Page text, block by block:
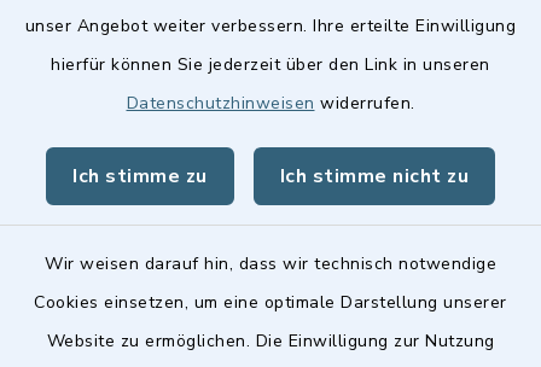
unser Angebot weiter verbessern. Ihre erteilte Einwilligung
hierfür können Sie jederzeit über den Link in unseren
Datenschutzhinweisen widerrufen.
Ich stimme zu Ich stimme nicht zu
Wir weisen darauf hin, dass wir technisch notwendige
Cookies einsetzen, um eine optimale Darstellung unserer
Website zu ermöglichen. Die Einwilligung zur Nutzung
Quicklinks
Stellenangebote
Landkreis Fürth